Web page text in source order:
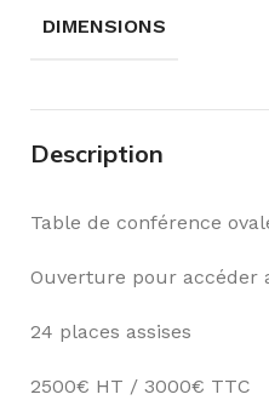
DIMENSIONS
Description
Table de conférence
Ouverture pour accéder
24 places assises
2500€ HT / 3000€ TTC